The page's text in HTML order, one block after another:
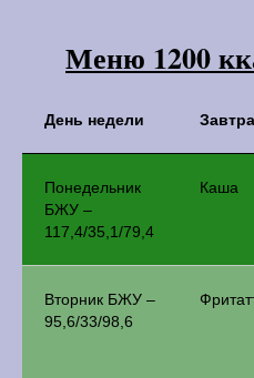
Меню 1200
День недели
Понедельник
БЖУ –
117,4/35,1/79,4
Каша
Вторник БЖУ –
95,6/33/98,6